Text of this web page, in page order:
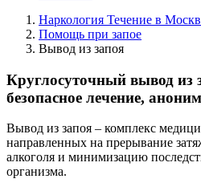
Наркология Течение в
Помощь при запое
Вывод из запоя
Круглосуточный вывод из
безопасное лечение,
Вывод из запоя – комплекс
направленных на прерывание
алкоголя и минимизацию
организма.